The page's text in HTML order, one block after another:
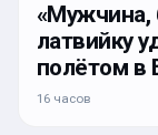
«Мужчина,
латвийку
полётом в
16 часов